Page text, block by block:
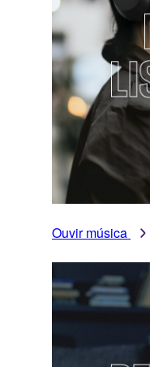
Ouvir música